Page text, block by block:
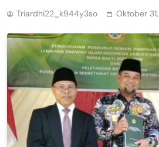
Triardhi22_k944y3so Oktober